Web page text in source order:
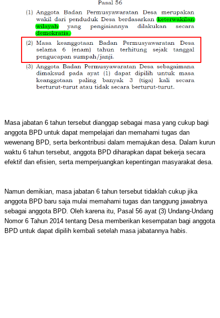
Masa jabatan 6 tahun tersebut dianggap sebagai masa yang cukup bagi
anggota BPD untuk dapat mempelajari dan memahami tugas dan
wewenang BPD, serta berkontribusi dalam memajukan desa. Dalam kurun
waktu 6 tahun tersebut, anggota BPD diharapkan dapat bekerja secara
efektif dan efisien, serta memperjuangkan kepentingan masyarakat desa.
Namun demikian, masa jabatan 6 tahun tersebut tidaklah cukup jika
anggota BPD baru saja mulai memahami tugas dan tanggung jawabnya
sebagai anggota BPD. Oleh karena itu, Pasal 56 ayat (3) Undang-Undang
Nomor 6 Tahun 2014 tentang Desa memberikan kesempatan bagi anggota
BPD untuk dapat dipilih kembali setelah masa jabatannya habis.